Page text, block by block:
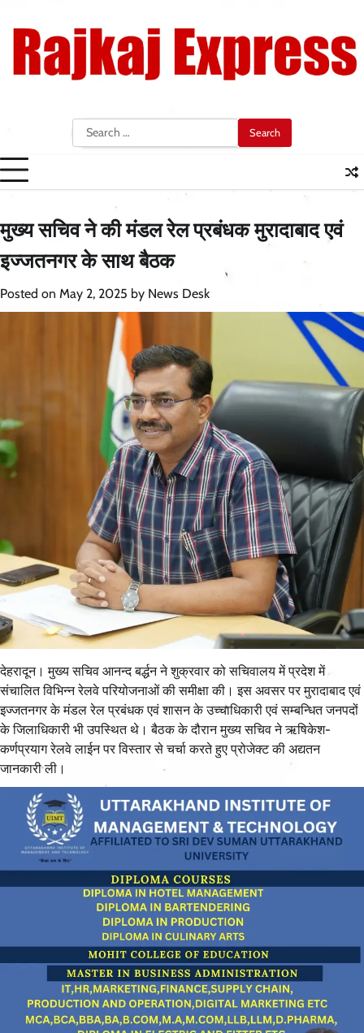
content
Search
for:
मुख्य सचिव ने की मंडल रेल प्रबंधक मुरादाबाद एवं
इज्जतनगर के साथ बैठक
Posted on May 2, 2025 by News Desk
देहरादून। मुख्य सचिव आनन्द बर्द्धन ने शुक्रवार को सचिवालय में प्रदेश में
संचालित विभिन्न रेलवे परियोजनाओं की समीक्षा की। इस अवसर पर मुरादाबाद एवं
इज्जतनगर के मंडल रेल प्रबंधक एवं शासन के उच्चाधिकारी एवं सम्बन्धित जनपदों
के जिलाधिकारी भी उपस्थित थे। बैठक के दौरान मुख्य सचिव ने ऋषिकेश-
कर्णप्रयाग रेलवे लाईन पर विस्तार से चर्चा करते हुए प्रोजेक्ट की अद्यतन
जानकारी ली।